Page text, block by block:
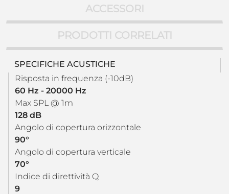
ACCESSORI
PRODOTTI CORRELATI
SPECIFICHE ACUSTICHE
Risposta in frequenza (-10dB)
60 Hz - 20000 Hz
Max SPL @ 1m
128 dB
Angolo di copertura orizzontale
90°
Angolo di copertura verticale
70°
Indice di direttività Q
9